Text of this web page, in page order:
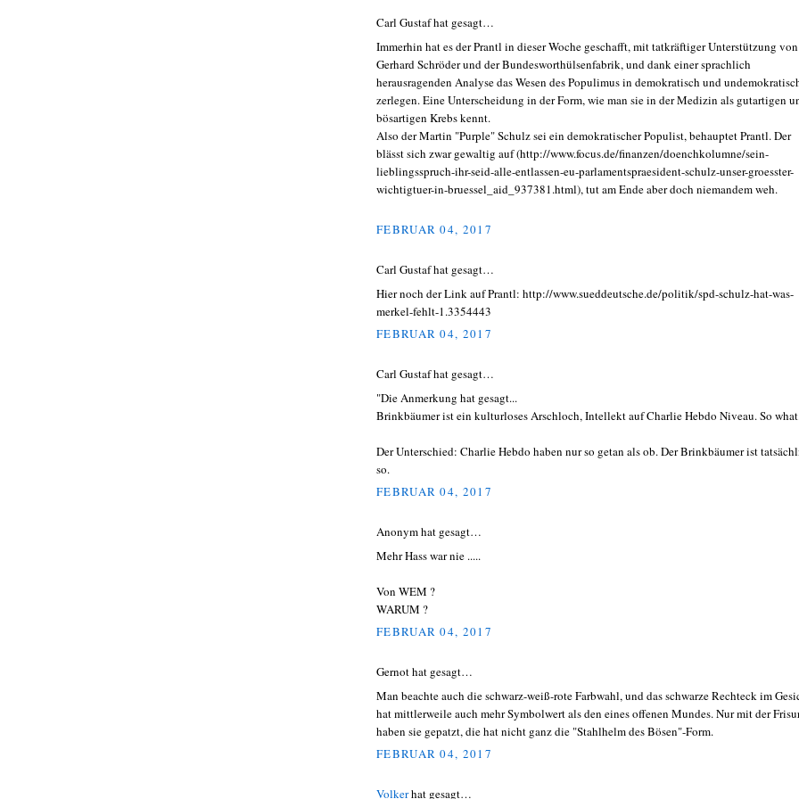
Carl Gustaf hat gesagt…
Immerhin hat es der Prantl in dieser Woche geschafft, mit tatkräftiger Unterstützung von
Gerhard Schröder und der Bundesworthülsenfabrik, und dank einer sprachlich
herausragenden Analyse das Wesen des Populimus in demokratisch und
zerlegen. Eine Unterscheidung in der Form, wie man sie in der Medizin als gutartigen
bösartigen Krebs kennt.
Also der Martin "Purple" Schulz sei ein demokratischer Populist, behauptet Prantl. Der
blässt sich zwar gewaltig auf (http://www.focus.de/finanzen/doenchkolumne/sein-
lieblingsspruch-ihr-seid-alle-entlassen-eu-parlamentspraesident-schulz-unser-groesster-
wichtigtuer-in-bruessel_aid_937381.html), tut am Ende aber doch niemandem weh.
FEBRUAR 04, 2017
Carl Gustaf hat gesagt…
Hier noch der Link auf Prantl: http://www.sueddeutsche.de/politik/spd-schulz-hat-was-
merkel-fehlt-1.3354443
FEBRUAR 04, 2017
Carl Gustaf hat gesagt…
"Die Anmerkung hat gesagt...
Brinkbäumer ist ein kulturloses Arschloch, Intellekt auf Charlie Hebdo Niveau. So
Der Unterschied: Charlie Hebdo haben nur so getan als ob. Der Brinkbäumer ist
so.
FEBRUAR 04, 2017
Anonym hat gesagt…
Mehr Hass war nie .....
Von WEM ?
WARUM ?
FEBRUAR 04, 2017
Gernot hat gesagt…
Man beachte auch die schwarz-weiß-rote Farbwahl, und das schwarze Rechteck im
hat mittlerweile auch mehr Symbolwert als den eines offenen Mundes. Nur mit der
haben sie gepatzt, die hat nicht ganz die "Stahlhelm des Bösen"-Form.
FEBRUAR 04, 2017
Volkerhat gesagt…